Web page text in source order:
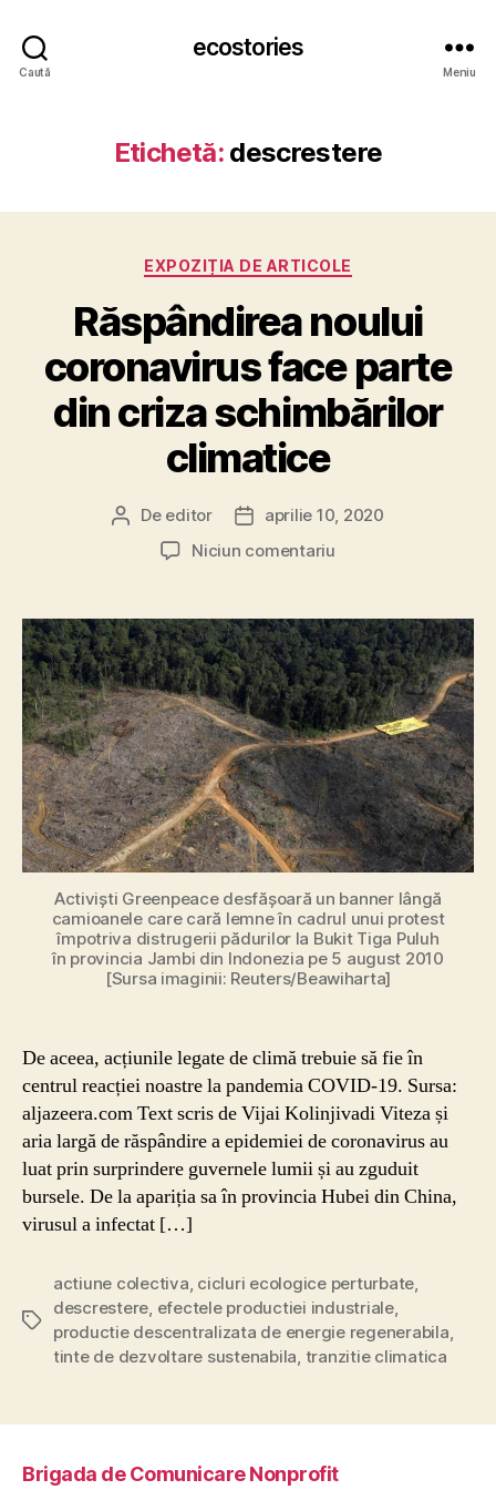
Caută
ecostories
Meniu
Etichetă: descrestere
Categorii
EXPOZIȚIA DE ARTICOLE
Răspândirea noului
coronavirus face parte
din criza schimbărilor
climatice
Autor
articol
De editor
Datăaprilie 10, 2020
Niciun comentariula
coronavirus
face
parte
din
criza
schimbărilor
climatice
Activiști Greenpeace desfășoară un banner lângă
camioanele care cară lemne în cadrul unui protest
împotriva distrugerii pădurilor la Bukit Tiga Puluh
în provincia Jambi din Indonezia pe 5 august 2010
[Sursa imaginii: Reuters/Beawiharta]
De aceea, acțiunile legate de climă trebuie să fie în
centrul reacției noastre la pandemia COVID-19. Sursa:
aljazeera.com Text scris de Vijai Kolinjivadi Viteza și
aria largă de răspândire a epidemiei de coronavirus au
luat prin surprindere guvernele lumii și au zguduit
bursele. De la apariția sa în provincia Hubei din China,
virusul a infectat […]
Etichete
actiune colectiva, cicluri ecologice perturbate,
descrestere, efectele productiei industriale,
productie descentralizata de energie regenerabila,
tinte de dezvoltare sustenabila, tranzitie climatica
Brigada de Comunicare Nonprofit